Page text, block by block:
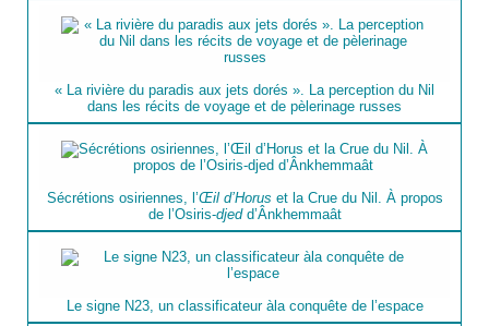
« La rivière du paradis aux jets dorés ». La perception du Nil
dans les récits de voyage et de pèlerinage russes
Sécrétions osiriennes, l’Œil d’Horus et la Crue du Nil. À propos
de l’Osiris-djedd’Ânkhemmaât
Le signe N23, un classificateur àla conquête de l’espace